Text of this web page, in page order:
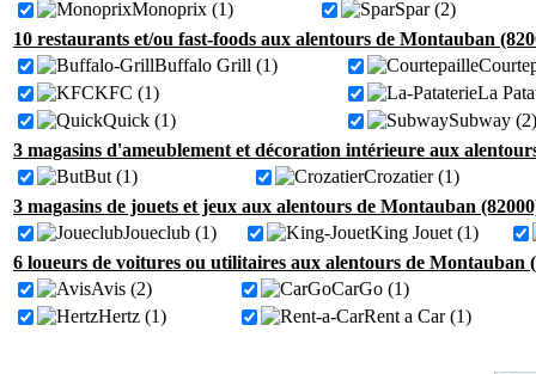
Monoprix (1)
Spar (2)
10 restaurants et/ou fast-foods aux alentours de Montauban
Buffalo Grill (1)
KFC (1)
La
Quick (1)
Subway (2)
3 magasins d'ameublement et décoration intérieure aux
But (1)
Crozatier (1)
3 magasins de jouets et jeux aux alentours de Montauban
Joueclub (1)
King Jouet (1)
6 loueurs de voitures ou utilitaires aux alentours de Montauban
Avis (2)
CarGo (1)
Hertz (1)
Rent a Car (1)